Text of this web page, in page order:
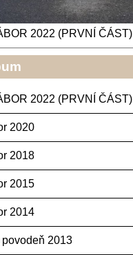
2022 (PRVNÍ ČÁST)
2022 (PRVNÍ ČÁST)
2020
2018
2015
2014
2013